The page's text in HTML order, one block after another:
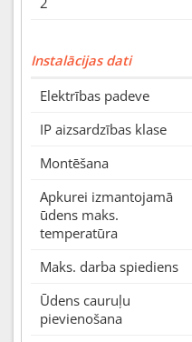
Instalācijas dati
Elektrības padeve
IP aizsardzības klase
Montēšana
Apkurei izmantojamā
ūdens maks.
temperatūra
Maks. darba spiediens
Ūdens cauruļu
pievienošana